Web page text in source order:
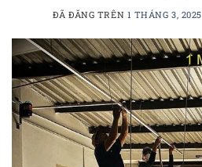
ĐÃ ĐĂNG TRÊN 1 THÁNG 3, 2025